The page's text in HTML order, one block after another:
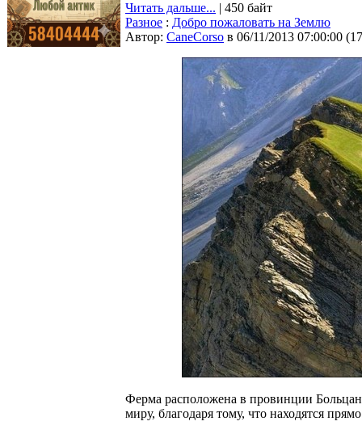
Читать дальше... | 450 байт
Разное : Добро пожаловать на Землю
Автор: CaneCorso в 06/11/2013 07:00:00 (
Ферма расположена в провинции
миру, благодаря тому, что находятся